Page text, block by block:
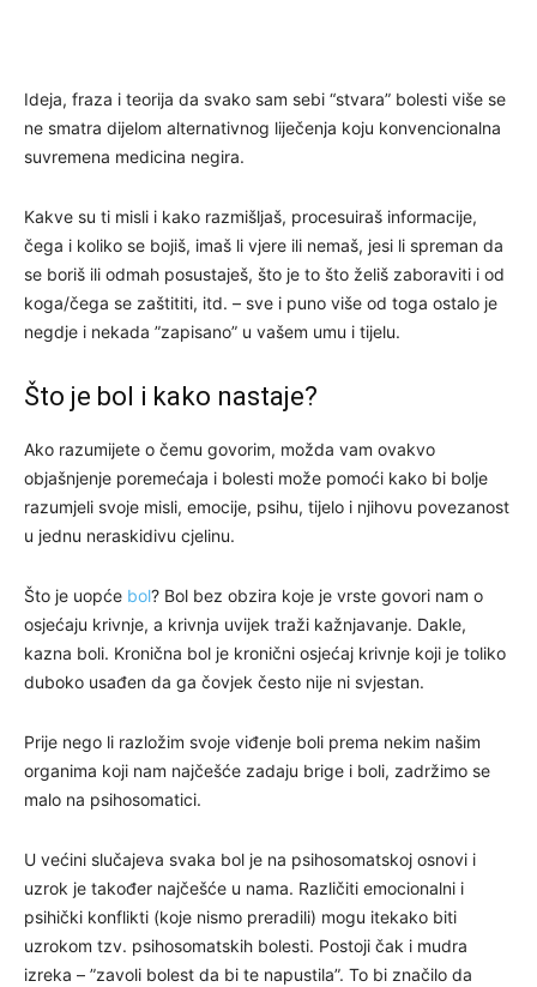
Ideja, fraza i teorija da svako sam sebi “stvara” bolesti više se
ne smatra dijelom alternativnog liječenja koju konvencionalna
suvremena medicina negira.
Kakve su ti misli i kako razmišljaš, procesuiraš informacije,
čega i koliko se bojiš, imaš li vjere ili nemaš, jesi li spreman da
se boriš ili odmah posustaješ, što je to što želiš zaboraviti i od
koga/čega se zaštititi, itd. – sve i puno više od toga ostalo je
negdje i nekada ”zapisano” u vašem umu i tijelu.
Što je bol i kako nastaje?
Ako razumijete o čemu govorim, možda vam ovakvo
objašnjenje poremećaja i bolesti može pomoći kako bi bolje
razumjeli svoje misli, emocije, psihu, tijelo i njihovu povezanost
u jednu neraskidivu cjelinu.
Što je uopće bol? Bol bez obzira koje je vrste govori nam o
osjećaju krivnje, a krivnja uvijek traži kažnjavanje. Dakle,
kazna boli. Kronična bol je kronični osjećaj krivnje koji je toliko
duboko usađen da ga čovjek često nije ni svjestan.
Prije nego li razložim svoje viđenje boli prema nekim našim
organima koji nam najčešće zadaju brige i boli, zadržimo se
malo na psihosomatici.
U većini slučajeva svaka bol je na psihosomatskoj osnovi i
uzrok je također najčešće u nama. Različiti emocionalni i
psihički konflikti (koje nismo preradili) mogu itekako biti
uzrokom tzv. psihosomatskih bolesti. Postoji čak i mudra
izreka – ”zavoli bolest da bi te napustila”. To bi značilo da